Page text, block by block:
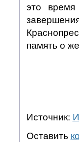
это время
память о
Источник:
Оставить